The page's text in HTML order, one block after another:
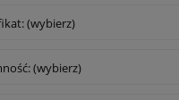
(wybierz)
(wybierz)